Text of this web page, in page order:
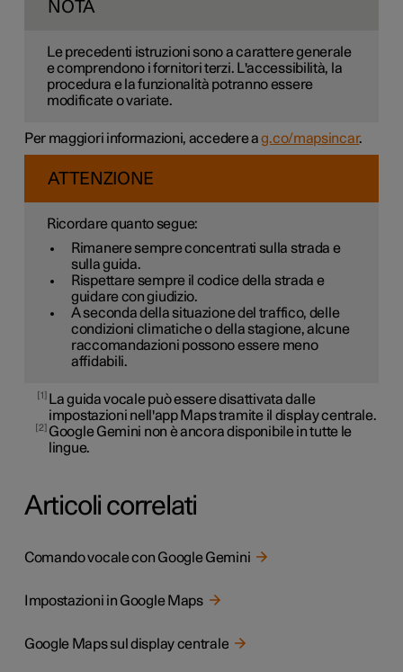
NOTA
Le precedenti istruzioni sono a carattere generale
e comprendono i fornitori terzi. L'accessibilità, la
procedura e la funzionalità potranno essere
modificate o variate.
Per maggiori informazioni, accedere ag.co/mapsincar.
ATTENZIONE
Ricordare quanto segue:
Rimanere sempre concentrati sulla strada e
sulla guida.
Rispettare sempre il codice della strada e
guidare con giudizio.
A seconda della situazione del traffico, delle
condizioni climatiche o della stagione, alcune
raccomandazioni possono essere meno
affidabili.
1
La guida vocale può essere disattivata dalle
impostazioni nell'app Maps tramite il display centrale.
2 Google Gemini non è ancora disponibile in tutte le
lingue.
Articoli correlati
Comando vocale con Google Gemini
Impostazioni in Google Maps
Google Maps sul display centrale